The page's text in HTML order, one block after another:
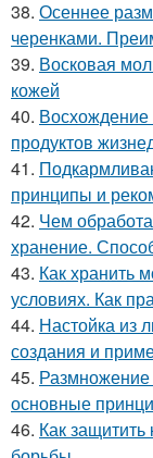
38. Осеннее
черенками.
39. Восковая
кожей
40. Восхождение
продуктов
41.
принципы и
42. Чем
хранение.
43. Как хранить
условиях. Как
44. Настойка из
создания и
45.
основные
46. Как защитить